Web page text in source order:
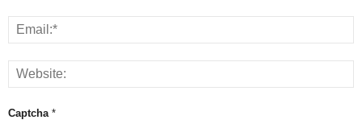
Captcha *